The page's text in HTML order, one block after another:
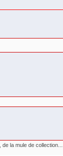
la mule de collection.....